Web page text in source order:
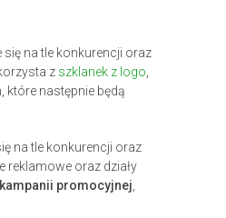
na tle konkurencji oraz
z szklanek z logo
następnie będą
na tle konkurencji oraz
reklamowe oraz działy
promocyjnej